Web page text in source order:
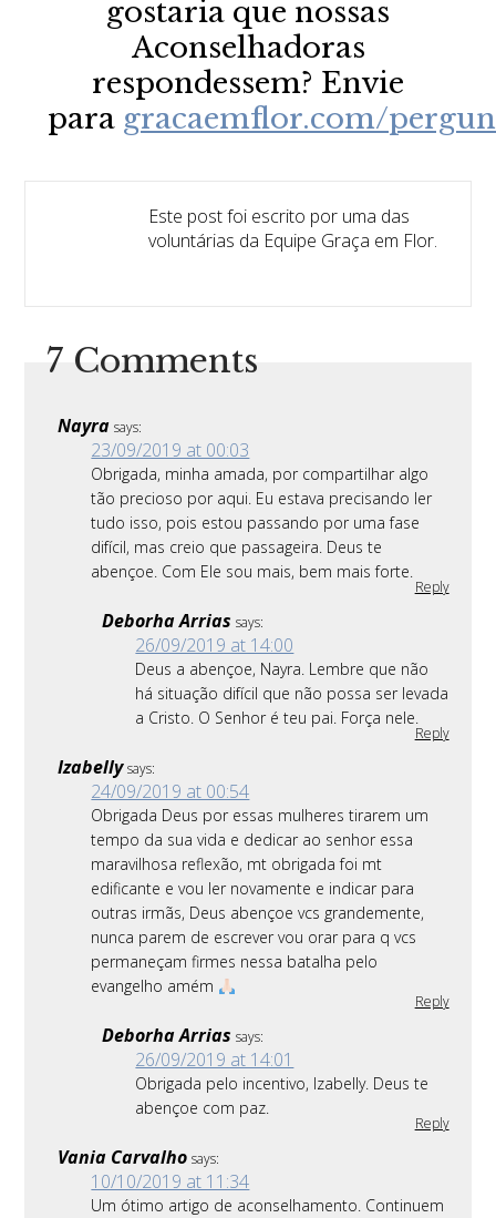
gostaria que nossas
Aconselhadoras
respondessem? Envie
para gracaemflor.com/
Este post foi escrito por uma das
voluntárias da Equipe Graça em Flor.
7 Comments
Nayra says:
23/09/2019 at 00:03
Obrigada, minha amada, por compartilhar algo
tão precioso por aqui. Eu estava precisando ler
tudo isso, pois estou passando por uma fase
difícil, mas creio que passageira. Deus te
abençoe. Com Ele sou mais, bem mais forte.
Reply
Deborha Arrias says:
26/09/2019 at 14:00
Deus a abençoe, Nayra. Lembre que não
há situação difícil que não possa ser levada
a Cristo. O Senhor é teu pai. Força nele.
Reply
Izabelly says:
24/09/2019 at 00:54
Obrigada Deus por essas mulheres tirarem um
tempo da sua vida e dedicar ao senhor essa
maravilhosa reflexão, mt obrigada foi mt
edificante e vou ler novamente e indicar para
outras irmãs, Deus abençoe vcs grandemente,
nunca parem de escrever vou orar para q vcs
permaneçam firmes nessa batalha pelo
evangelho amém
Reply
Deborha Arrias says:
26/09/2019 at 14:01
Obrigada pelo incentivo, Izabelly. Deus te
abençoe com paz.
Reply
Vania Carvalho says:
10/10/2019 at 11:34
Um ótimo artigo de aconselhamento. Continuem